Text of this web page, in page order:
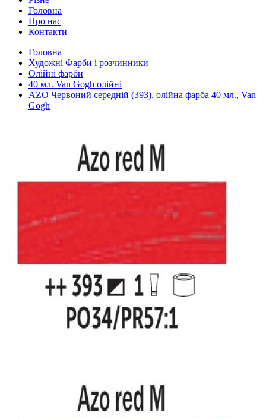
Головна
Про нас
Контакти
Головна
Художні Фарби і розчинники
Олійні фарби
40 мл. Van Gogh олійні
AZO Червоний середній (393), олійна фарба 40 мл., Van
Gogh